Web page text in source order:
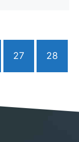
27 28